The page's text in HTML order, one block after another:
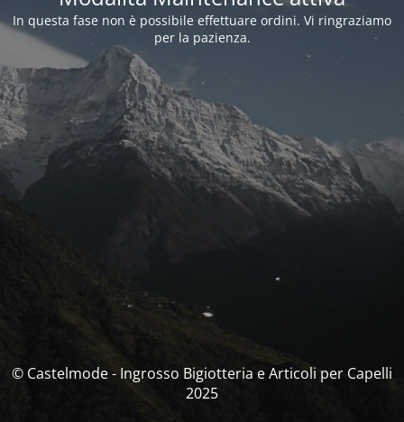
In questa fase non è possibile effettuare ordini. Vi ringraziamo
per la pazienza.
© Castelmode - Ingrosso Bigiotteria e Articoli per Capelli
2025